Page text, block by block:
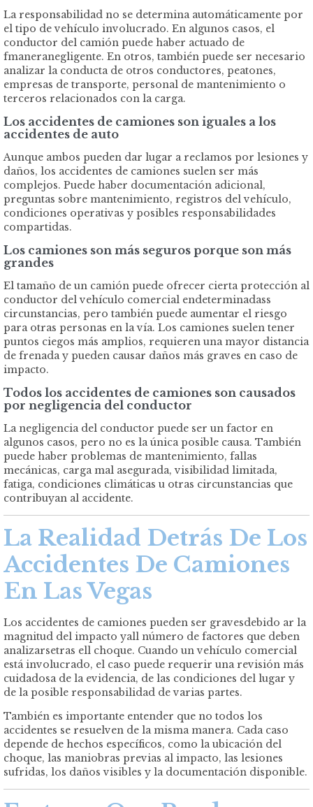
La responsabilidad no se determina automáticamente por
el tipo de vehículo involucrado. En algunos casos, el
conductor del camión puede haber actuado de
fmaneranegligente. En otros, también puede ser necesario
analizar la conducta de otros conductores, peatones,
empresas de transporte, personal de mantenimiento o
terceros relacionados con la carga.
Los accidentes de camiones son iguales a los
accidentes de auto
Aunque ambos pueden dar lugar a reclamos por lesiones y
daños, los accidentes de camiones suelen ser más
complejos. Puede haber documentación adicional,
preguntas sobre mantenimiento, registros del vehículo,
condiciones operativas y posibles responsabilidades
compartidas.
Los camiones son más seguros porque son más
grandes
El tamaño de un camión puede ofrecer cierta protección al
conductor del vehículo comercial endeterminadass
circunstancias, pero también puede aumentar el riesgo
para otras personas en la vía. Los camiones suelen tener
puntos ciegos más amplios, requieren una mayor distancia
de frenada y pueden causar daños más graves en caso de
impacto.
Todos los accidentes de camiones son causados
por negligencia del conductor
La negligencia del conductor puede ser un factor en
algunos casos, pero no es la única posible causa. También
puede haber problemas de mantenimiento, fallas
mecánicas, carga mal asegurada, visibilidad limitada,
fatiga, condiciones climáticas u otras circunstancias que
contribuyan al accidente.
La Realidad Detrás De Los
Accidentes De Camiones
En Las Vegas
Los accidentes de camiones pueden ser gravesdebido ar la
magnitud del impacto yall número de factores que deben
analizarsetras ell choque. Cuando un vehículo comercial
está involucrado, el caso puede requerir una revisión más
cuidadosa de la evidencia, de las condiciones del lugar y
de la posible responsabilidad de varias partes.
También es importante entender que no todos los
accidentes se resuelven de la misma manera. Cada caso
depende de hechos específicos, como la ubicación del
choque, las maniobras previas al impacto, las lesiones
sufridas, los daños visibles y la documentación disponible.